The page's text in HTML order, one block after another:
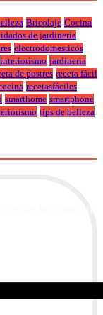
Bricolaje Cocina
de jardineria
electrodomesticos
interiorismo jardineria
de postres receta fácil
recetasfáciles
smarthome smartphone
tips de belleza